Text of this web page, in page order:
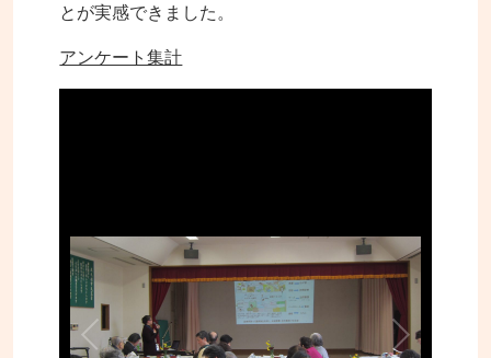
とが実感できました。
アンケート集計